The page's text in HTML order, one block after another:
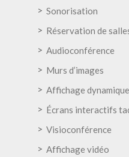
Sonorisation
Réservation de
Audioconférence
Murs d’images
Affichage dynamique
Écrans interactifs
Visioconférence
Affichage vidéo